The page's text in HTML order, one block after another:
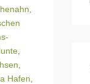
Hafen